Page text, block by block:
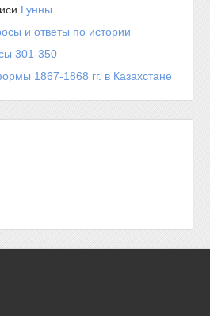
Гунны
и ответы по истории
301-350
1867-1868 гг. в Казахстане